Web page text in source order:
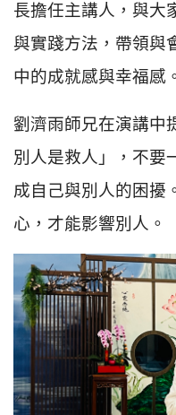
長擔任主講人，與大
與實踐方法，帶領與
中的成就感與幸福感
劉濟雨師兄在演講中
別人是救人」，不要
成自己與別人的困擾
心，才能影響別人。